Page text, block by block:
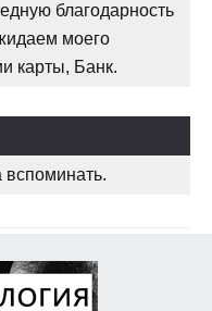
благодарность
моего
карты, Банк.